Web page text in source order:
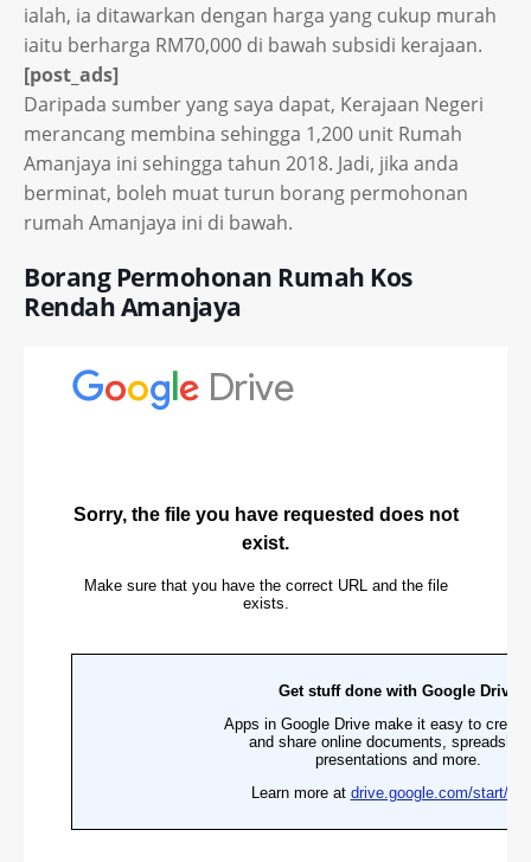
ialah, ia ditawarkan dengan harga yang cukup murah
iaitu berharga RM70,000 di bawah subsidi kerajaan.
[post_ads]
Daripada sumber yang saya dapat, Kerajaan Negeri
merancang membina sehingga 1,200 unit Rumah
Amanjaya ini sehingga tahun 2018. Jadi, jika anda
berminat, boleh muat turun borang permohonan
rumah Amanjaya ini di bawah.
Borang Permohonan Rumah Kos
Rendah Amanjaya